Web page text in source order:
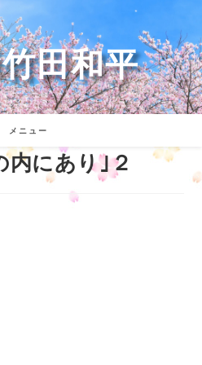
田和平
メニュー
内にあり｣２